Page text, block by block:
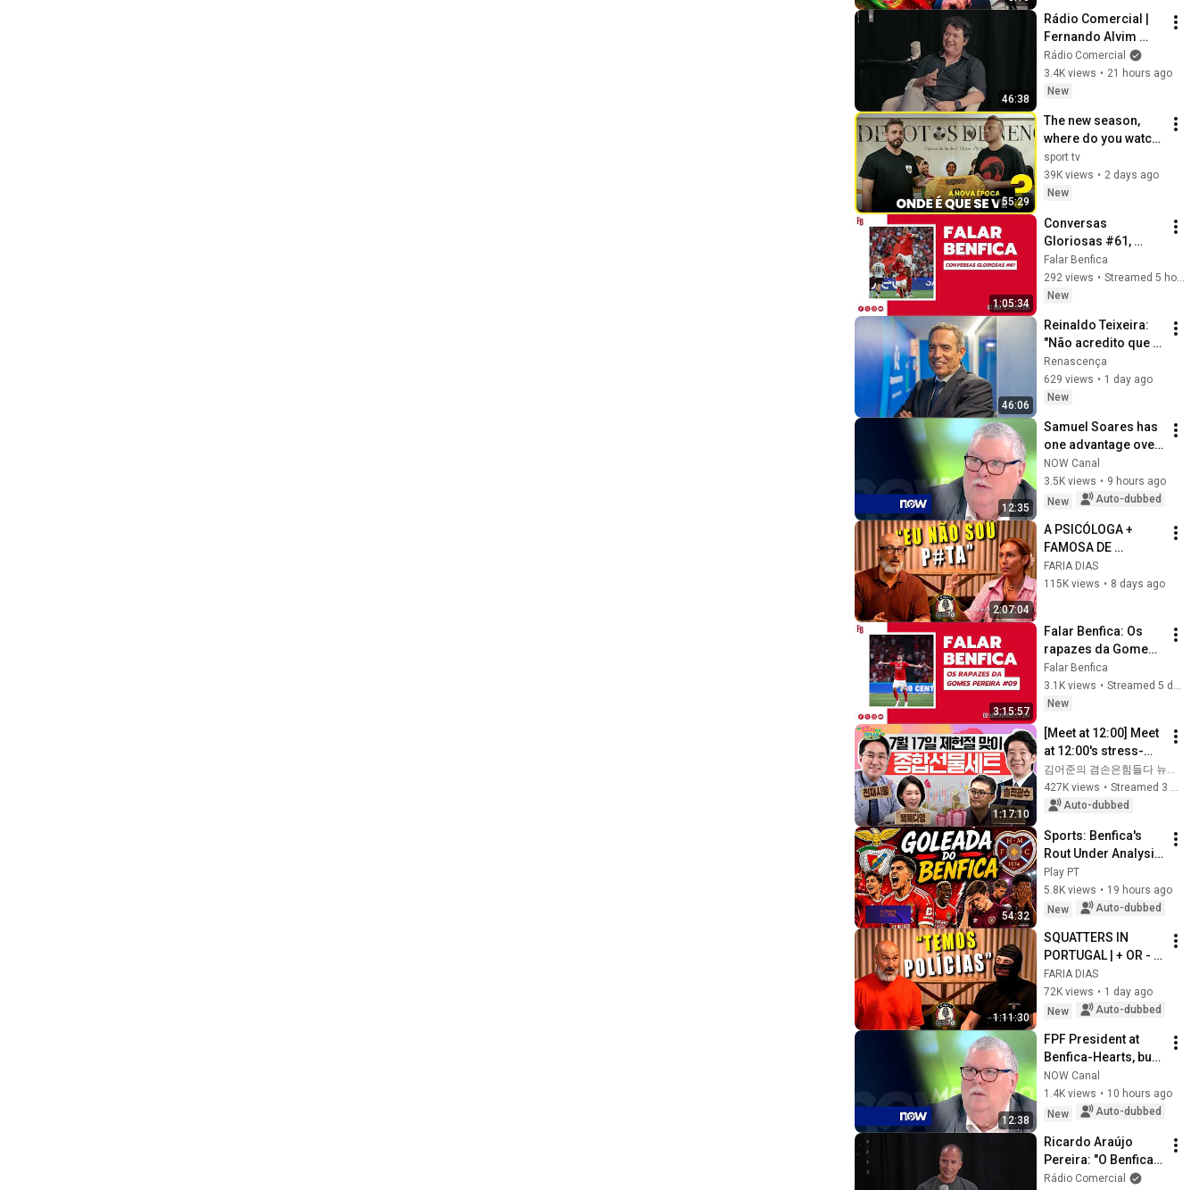
46:38
Rádio Comercial |
Fernando Alvim
esta semana no
episódio do
podcast "O Meu
Rádio Comercial
3.4K views • 21 hours ago
New
55:29
The new season,
where do you watch
it? w/ @BataguasD |
sport tv
sport tv
39K views • 2 days ago
New
1:05:34
Conversas
Gloriosas #61,
goleada por 6 ao
Hearts, 1 º jogo da
Liga e Mercado
Falar Benfica
292 views •
Streamed 5 hours ago
New
46:06
Reinaldo Teixeira:
"Não acredito que
Pedro Proença
tenha interferido
nos processos do
Renascença
629 views • 1 day ago
New
12:35
Samuel Soares has
one advantage over
Trubin: his footwork
NOW Canal
3.5K views • 9 hours ago
New
Auto-dubbed
2:07:04
A PSICÓLOGA +
FAMOSA DE
PORTUGAL |
PODCAST + OU -
FARIA DIAS
115K views • 8 days ago
3:15:57
Falar Benfica: Os
rapazes da Gomes
Pereira #09, 5-0,
eliminatória Hearts,
Mercado e Proença
Falar Benfica
3.1K views •
Streamed 5 days ago
New
1:17:10
[Meet at 12:00] Meet
at 12:00's stress-
relief set to comfort
national investors in
a rapidly chan...
김어준의 겸손은힘들다 뉴스공장
427K views •
Streamed 3 weeks ago
Auto-dubbed
54:32
Sports: Benfica's
Rout Under Analysis
- 08/06/2026
Play PT
5.8K views • 19 hours ago
New
Auto-dubbed
1:11:30
SQUATTERS IN
PORTUGAL | + OR -
PODCAST
FARIA DIAS
72K views • 1 day ago
New
Auto-dubbed
12:38
FPF President at
Benfica-Hearts, but
far from Rui Costa:
"Pedro Proença
backed out"
NOW Canal
1.4K views • 10 hours ago
New
Auto-dubbed
Ricardo Araújo
Pereira: "O Benfica
deu-me grandes
Rádio Comercial